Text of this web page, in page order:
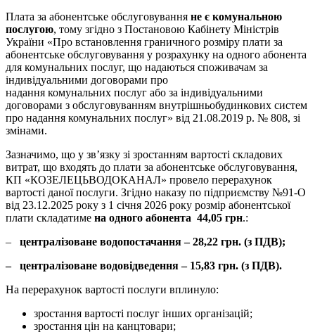
Плата за абонентське обслуговування не є комунальною
послугою, тому згідно з Постановою Кабінету Міністрів
України «Про встановлення граничного розміру плати за
абонентське обслуговування у розрахунку на одного абонента
для комунальних послуг, що надаються споживачам за
індивідуальними договорами про
надання комунальних послуг або за індивідуальними
договорами з обслуговуванням внутрішньобудинкових систем
про надання комунальних послуг» від 21.08.2019 р. № 808, зі
змінами.
Зазначимо, що у зв’язку зі зростанням вартості складових
витрат, що входять до плати за абонентське обслуговування,
КП «КОЗЕЛЕЦЬВОДОКАНАЛ» провело перерахунок
вартості даної послуги. Згідно наказу по підприємству №91-О
від 23.12.2025 року з 1 січня 2026 року розмір абонентської
плати складатиме на одного абонента 44,05 грн.:
– централізоване водопостачання–28,22 грн. (з ПДВ);
– централізоване водовідведення– 15,83 грн. (з ПДВ).
На перерахунок вартості послуги вплинуло:
зростання вартості послуг інших організацій;
зростання цін на канцтовари;